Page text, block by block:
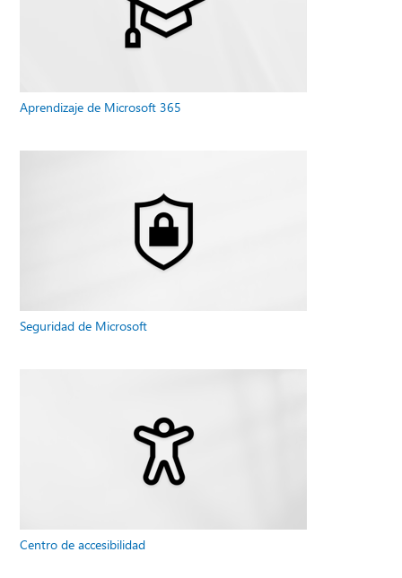
Aprendizaje de Microsoft 365
Seguridad de Microsoft
Centro de accesibilidad